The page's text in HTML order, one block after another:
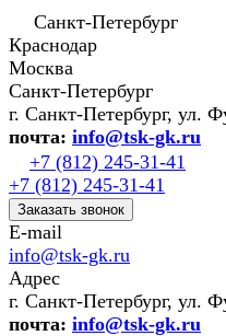
Санкт-Петербург
Краснодар
Москва
Санкт-Петербург
г. Санкт-Петербург, ул.
почта: info@tsk-gk.ru
+7 (812) 245-31-41
+7 (812) 245-31-41
Заказать звонок
E-mail
info@tsk-gk.ru
Адрес
г. Санкт-Петербург, ул.
почта: info@tsk-gk.ru